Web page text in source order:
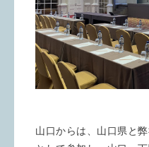
山口からは、山口県と